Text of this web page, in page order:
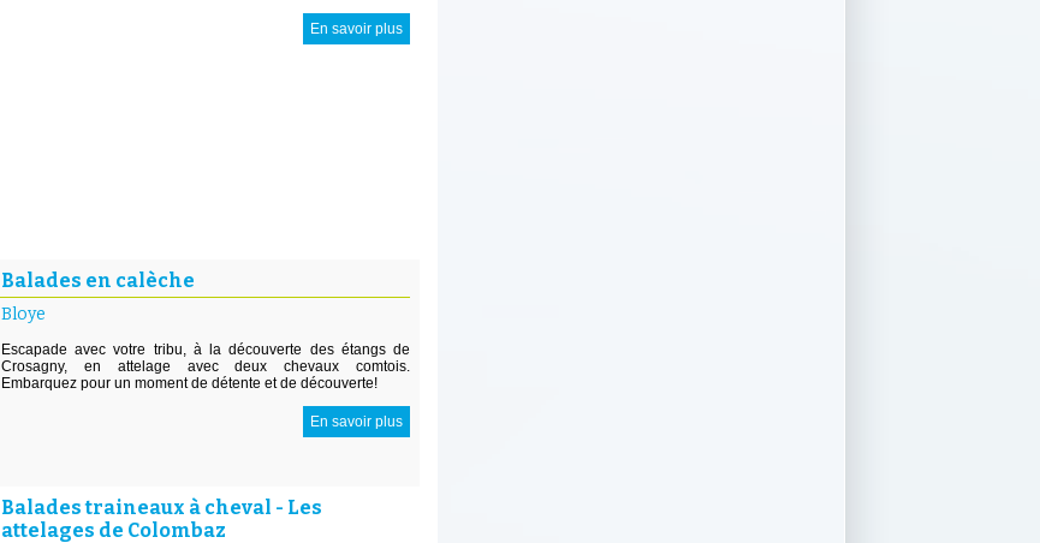
En savoir plus
Balades en calèche
Bloye
Escapade avec votre tribu, à la découverte des étangs de
Crosagny, en attelage avec deux chevaux comtois.
Embarquez pour un moment de détente et de découverte!
En savoir plus
Balades traineaux à cheval - Les
attelages de Colombaz